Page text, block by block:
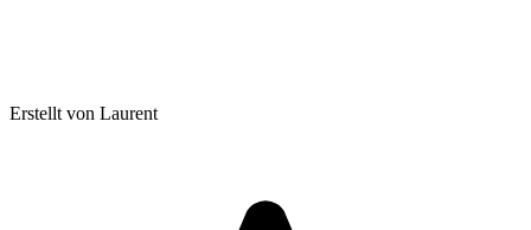
Erstellt von Laurent